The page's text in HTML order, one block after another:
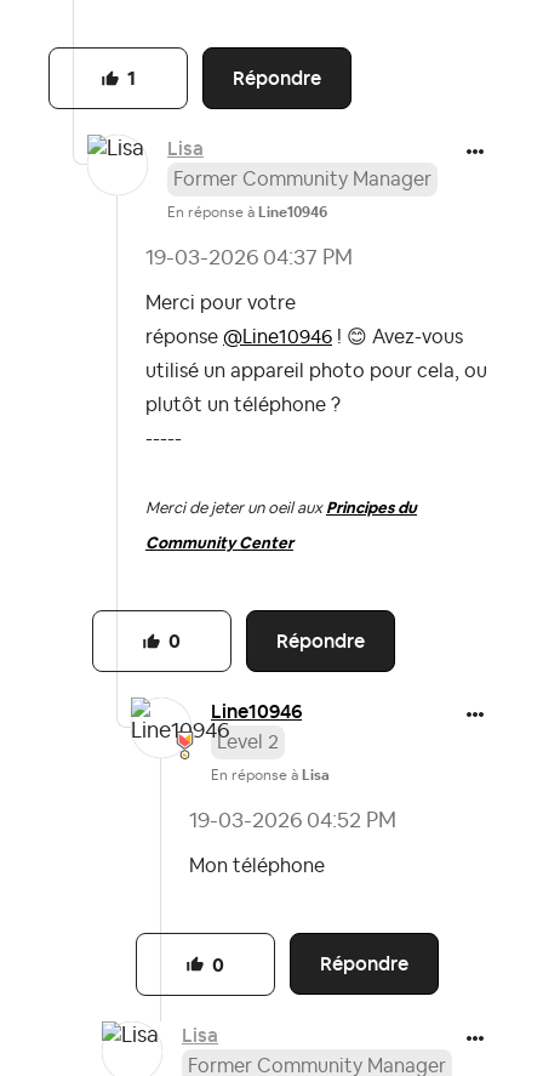
Répondre
1
Lisa
Former Community Manager
En réponse à Line10946
‎19-03-2026 04:37 PM
Merci pour votre
réponse @Line10946 ! 😊 Avez-vous
utilisé un appareil photo pour cela, ou
plutôt un téléphone ?
-----
Merci de jeter un oeil aux Principes du
Community Center
Répondre
0
Line10946
Level 2
En réponse à Lisa
‎19-03-2026 04:52 PM
Mon téléphone
Répondre
0
Lisa
Former Community Manager